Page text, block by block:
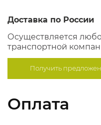
Доставка по России
Осуществляется
транспортной
Получить
Оплата